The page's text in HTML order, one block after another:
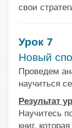
свои
Урок 7
Новый
Проведем
научиться
Результат
Научитесь
книг,